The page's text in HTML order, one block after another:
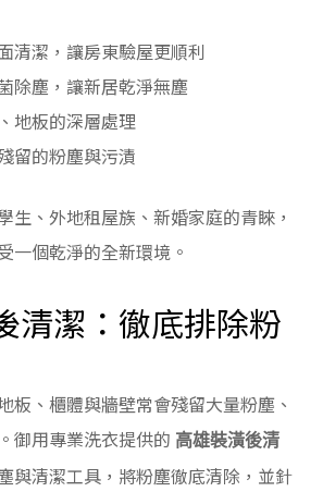
清潔，讓房東驗屋更順利
除塵，讓新居乾淨無塵
地板的深層處理
留的粉塵與污漬
生、外地租屋族、新婚家庭的青睞，
一個乾淨的全新環境。
清潔：徹底排除粉
板、櫃體與牆壁常會殘留大量粉塵、
御用專業洗衣提供的 高雄裝潢後清
與清潔工具，將粉塵徹底清除，並針